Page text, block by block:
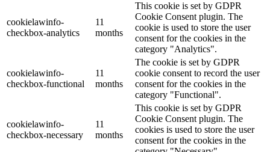
cookielawinfo-
checkbox-analytics
11
months
This cookie is set by GDPR
Cookie Consent plugin. The
cookie is used to store the user
consent for the cookies in the
category "Analytics".
cookielawinfo-
checkbox-functional
11
months
The cookie is set by GDPR
cookie consent to record the user
consent for the cookies in the
category "Functional".
cookielawinfo-
checkbox-necessary
11
months
This cookie is set by GDPR
Cookie Consent plugin. The
cookies is used to store the user
consent for the cookies in the